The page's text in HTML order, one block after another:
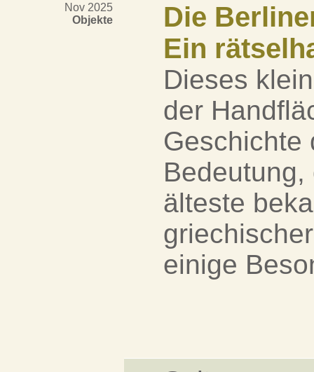
Nov 2025
Objekte
Die
Ein
Dieses
der
Geschichte
älteste
einige